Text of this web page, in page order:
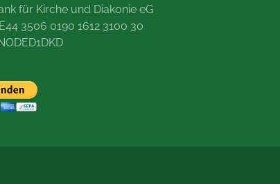
für Kirche und Diakonie eG
3506 0190 1612 3100 30